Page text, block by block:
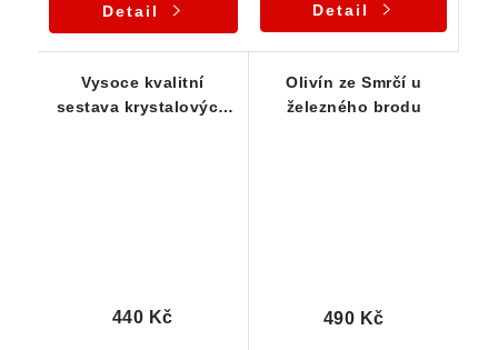
Detail Detail
Vysoce kvalitní
sestava krystalových
440 Kč
Olivín ze Smrčí u
železného brodu
490 Kč